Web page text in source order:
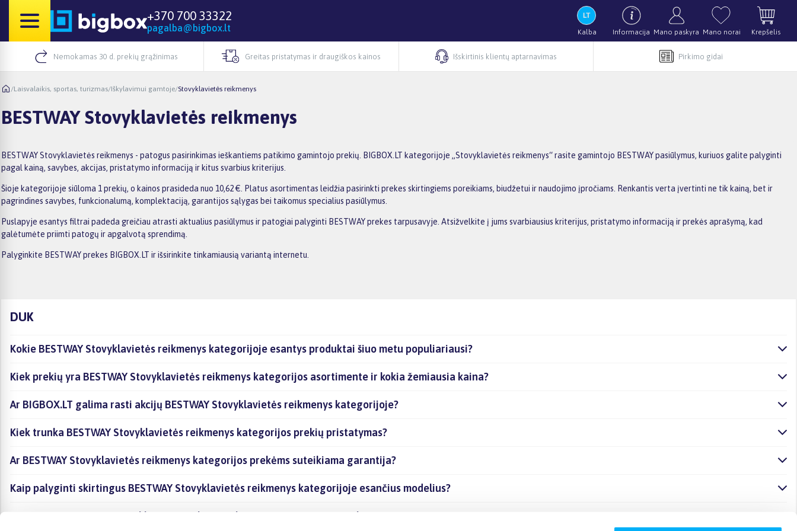
+370 700 33322
pagalba@bigbox.lt Kalba Informacija Mano paskyra Mano norai Krepšelis
Nemokamas 30 d. prekių grąžinimas Greitas pristatymas ir draugiškos kainos Išskirtinis klientų aptarnavimas Pirkimo gidai
/Laisvalaikis, sportas, turizmas/Iškylavimui gamtoje/Stovyklavietės reikmenys
BESTWAY Stovyklavietės reikmenys
BESTWAY Stovyklavietės reikmenys - patogus pasirinkimas ieškantiems patikimo gamintojo prekių. BIGBOX.LT kategorijoje „Stovyklavietės reikmenys“ rasite gamintojo BESTWAY pasiūlymus, kuriuos galite palyginti
pagal kainą, savybes, akcijas, pristatymo informaciją ir kitus svarbius kriterijus.
Šioje kategorijoje siūloma 1 prekių, o kainos prasideda nuo 10,62 €. Platus asortimentas leidžia pasirinkti prekes skirtingiems poreikiams, biudžetui ir naudojimo įpročiams. Renkantis verta įvertinti ne tik kainą, bet ir
pagrindines savybes, funkcionalumą, komplektaciją, garantijos sąlygas bei taikomus specialius pasiūlymus.
Puslapyje esantys filtrai padeda greičiau atrasti aktualius pasiūlymus ir patogiai palyginti BESTWAY prekes tarpusavyje. Atsižvelkite į jums svarbiausius kriterijus, pristatymo informaciją ir prekės aprašymą, kad
galėtumėte priimti patogų ir apgalvotą sprendimą.
Palyginkite BESTWAY prekes BIGBOX.LT ir išsirinkite tinkamiausią variantą internetu.
DUK
Kokie BESTWAY Stovyklavietės reikmenys kategorijoje esantys produktai šiuo metu populiariausi?
Kiek prekių yra BESTWAY Stovyklavietės reikmenys kategorijos asortimente ir kokia žemiausia kaina?
Ar BIGBOX.LT galima rasti akcijų BESTWAY Stovyklavietės reikmenys kategorijoje?
Kiek trunka BESTWAY Stovyklavietės reikmenys kategorijos prekių pristatymas?
Ar BESTWAY Stovyklavietės reikmenys kategorijos prekėms suteikiama garantija?
Kaip palyginti skirtingus BESTWAY Stovyklavietės reikmenys kategorijoje esančius modelius?
Kaip įsigyti BESTWAY Stovyklavietės reikmenys kategorijoje esančias prekes internetu?